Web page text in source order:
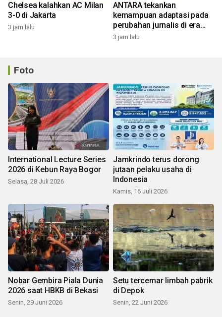
Chelsea kalahkan AC Milan
3-0 di Jakarta
3 jam lalu
ANTARA tekankan
kemampuan adaptasi pada
perubahan jurnalis di era
digital
3 jam lalu
Foto
International Lecture Series
2026 di Kebun Raya Bogor
Selasa, 28 Juli 2026
Jamkrindo terus dorong
jutaan pelaku usaha di
Indonesia
Kamis, 16 Juli 2026
Nobar Gembira Piala Dunia
2026 saat HBKB di Bekasi
Senin, 29 Juni 2026
Setu tercemar limbah pabrik
di Depok
Senin, 22 Juni 2026